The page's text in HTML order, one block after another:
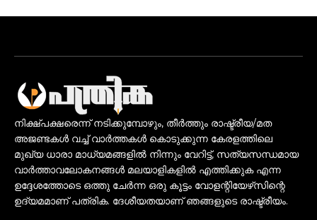
നിക്ഷ്പക്ഷരെന്ന് നടിക്കുമ്പോഴും, തീർത്തും രാഷ്ട്രീയ/മത
അജണ്ടകൾ വച്ച് വാർത്തകൾ കൊടുക്കുന്ന കേരളത്തിലെ
മുഖ്യ ധാരാ മാധ്യമങ്ങളിൽ നിന്നും വേറിട്ട്, സത്യസന്ധമായ
വാർത്താവലോകനങ്ങൾ മലയാളികളിൽ എത്തിക്കുക എന്ന
ഉദ്ദേശത്തോടെ ഒത്തു ചേർന്ന ഒരു കൂട്ടം വോളന്റിയേഴ്‌സിന്റെ
ഉദ്യമമാണ് പത്രിക. ദേശീയതയാണ് ഞങ്ങളുടെ രാഷ്ട്രീയം.